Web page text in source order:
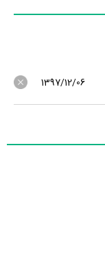
1397/12/06